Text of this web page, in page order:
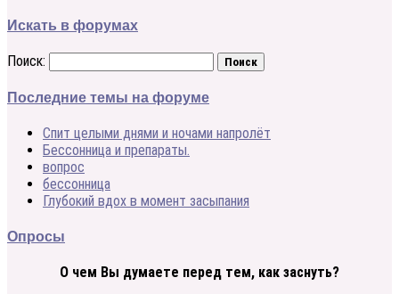
Искать в форумах
Поиск:
Последние темы на форуме
Спит целыми днями и ночами напролёт
Бессонница и препараты.
вопрос
бессонница
Глубокий вдох в момент засыпания
Опросы
О чем Вы думаете перед тем, как заснуть?